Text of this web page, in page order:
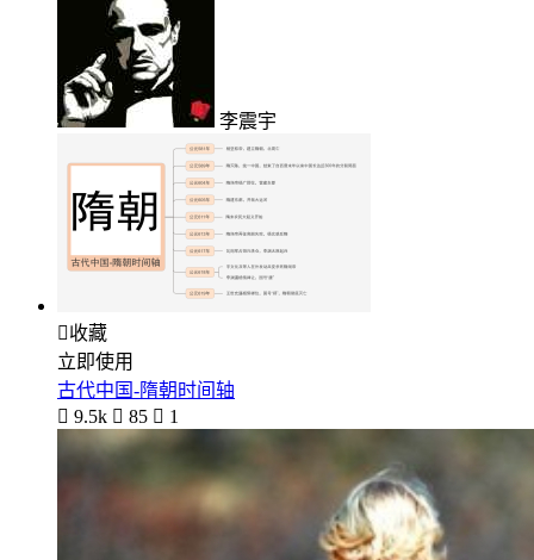
李震宇
收藏
立即使用
古代中国-隋朝时间轴
 9.5k  85  1